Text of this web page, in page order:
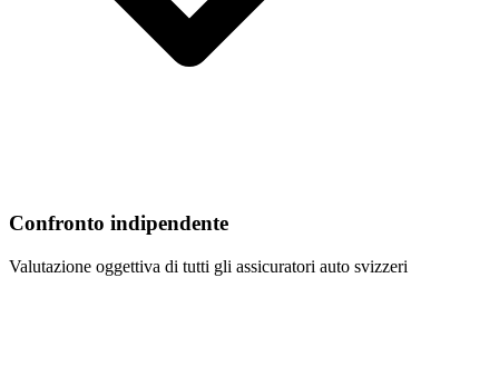
Confronto indipendente
Valutazione oggettiva di tutti gli assicuratori auto svizzeri